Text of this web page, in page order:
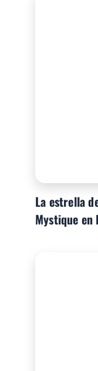
La estrella
Mystique en